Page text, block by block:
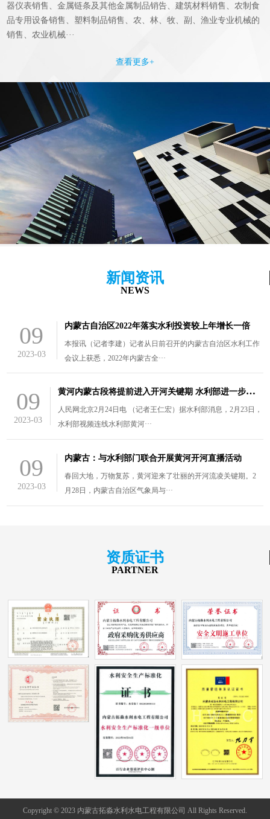
器仪表销售、金属链条及其他金属制品销告、建筑材料销售、农制食
品专用设备销售、塑料制品销售、农、林、牧、副、渔业专业机械的
销售、农业机械···
查看更多+
新闻资讯
NEWS
09
2023-03
内蒙古自治区2022年落实水利投资较上年增长一倍
本报讯（记者李建）记者从日前召开的内蒙古自治区水利工作
会议上获悉，2022年内蒙古全···
09
2023-03
黄
河内蒙古段将提前进入开河关键期 水利部进一步部署防凌工作
人民网北京2月24日电 （记者王仁宏）据水利部消息，2月23日，
水利部视频连线水利部黄河···
09
2023-03
内蒙古：与水利部门联合开展黄河开河直播活动
春回大地，万物复苏，黄河迎来了壮丽的开河流凌关键期。2
月28日，内蒙古自治区气象局与···
资质证书
PARTNER
Copyright © 2023 内蒙古拓淼水利水电工程有限公司 All Rights Reserved.